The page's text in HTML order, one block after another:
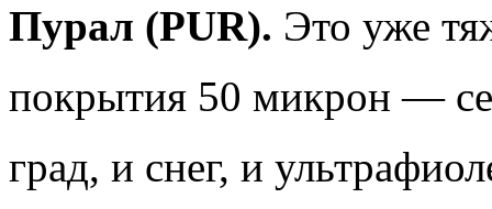
Пурал (PUR). Это уже
покрытия 50 микрон —
град, и снег, и